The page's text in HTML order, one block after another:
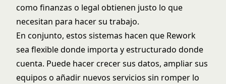
como finanzas o legal obtienen justo lo que
necesitan para hacer su trabajo.
En conjunto, estos sistemas hacen que Rework
sea flexible donde importa y estructurado donde
cuenta. Puede hacer crecer sus datos, ampliar sus
equipos o añadir nuevos servicios sin romper lo